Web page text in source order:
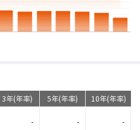
3年(年率) 5年(年率) 10年(年率)
- - -